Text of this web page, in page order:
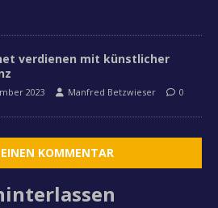
verdienen mit künstlicher
2023 Manfred Betzwieser 0
KOMMENTAR